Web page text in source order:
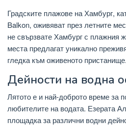
Градските плажове на Хамбург,
Balkon, оживяват през летните
не свързвате Хамбург с плажния
места предлагат уникално
гледка към оживеното пристанище.
Дейности на водна
Лятото е и най-доброто време за
любителите на водата. Езерата
площадка за различни водни